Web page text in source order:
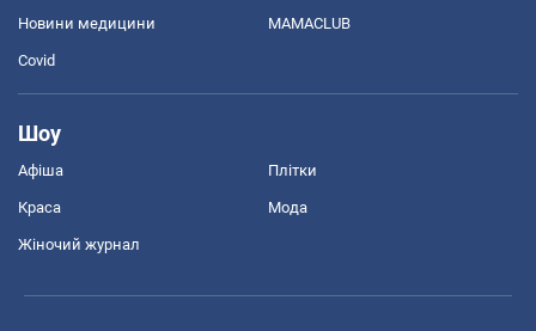
Новини медицини MAMACLUB
Covid
Шоу
Афіша Плітки
Краса Мода
Жіночий журнал